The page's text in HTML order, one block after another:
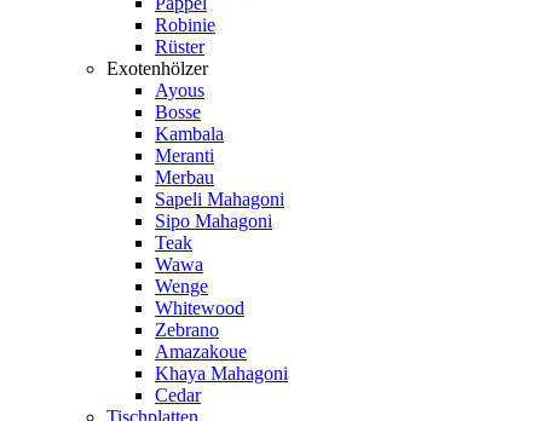
Robinie
Rüster
Exotenhölzer
Ayous
Bosse
Kambala
Meranti
Merbau
Sapeli Mahagoni
Sipo Mahagoni
Teak
Wawa
Wenge
Whitewood
Zebrano
Amazakoue
Khaya Mahagoni
Cedar
Tischplatten